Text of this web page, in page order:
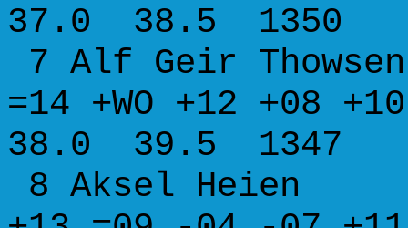
37.0 38.5 1350
7 Alf Geir
=14 +WO +12
38.0 39.5 1347
8 Aksel